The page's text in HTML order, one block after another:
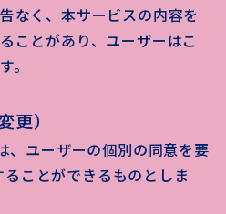
なく、本サービスの内容を
ことがあり、ユーザーはこ
。
）
、ユーザーの個別の同意を要
ことができるものとしま